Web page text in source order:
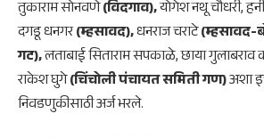
तुकाराम सोनवणे(विदगाव),योगेश नथू चौधरी,
दगडू धनगर(म्हसावद),धनराज चराटे(म्हसावद-
गट),लताबाई सिताराम सपकाळे, छाया
राकेश घुगे(चिंचोली पंचायत समिती गण)अशा
निवडणुकीसाठी अर्ज भरले.